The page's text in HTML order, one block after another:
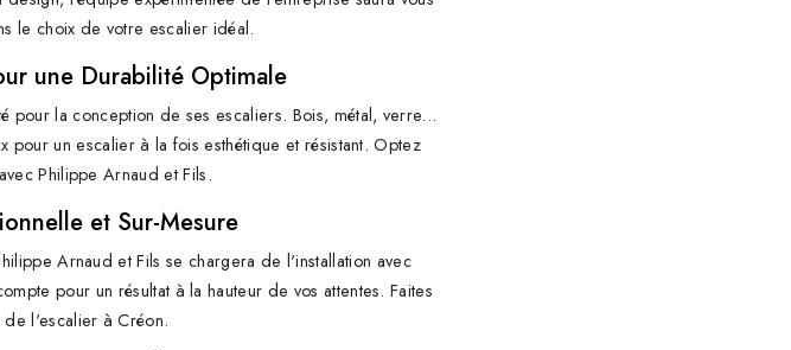
le choix de votre escalier idéal.
une Durabilité Optimale
pour la conception de ses escaliers. Bois, métal, verre...
pour un escalier à la fois esthétique et résistant. Optez
Philippe Arnaud et Fils.
et Sur-Mesure
Arnaud et Fils se chargera de l'installation avec
pour un résultat à la hauteur de vos attentes. Faites
l'escalier à Créon.